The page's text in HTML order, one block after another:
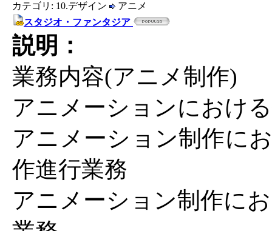
カテゴリ: 10.デザイン
アニメ
スタジオ・ファンタジア
説明：
業務内容(アニメ制作)
アニメーションにおけ
アニメーション制作に
作進行業務
アニメーション制作に